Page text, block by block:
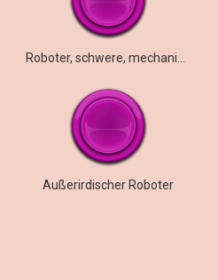
Außerirdischer Roboter